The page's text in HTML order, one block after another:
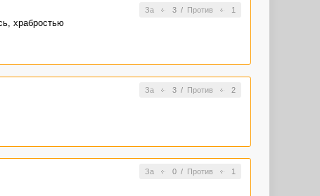
За 3/ Против 1
храбростью
За 3/ Против 2
За 0/ Против 1